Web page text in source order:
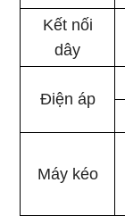
Kết nối
dây
Điện áp
Máy kéo